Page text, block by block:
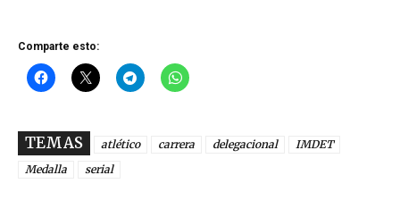
Comparte esto:
TEMAS atlético carrera delegacional
IMDET
Medalla
serial